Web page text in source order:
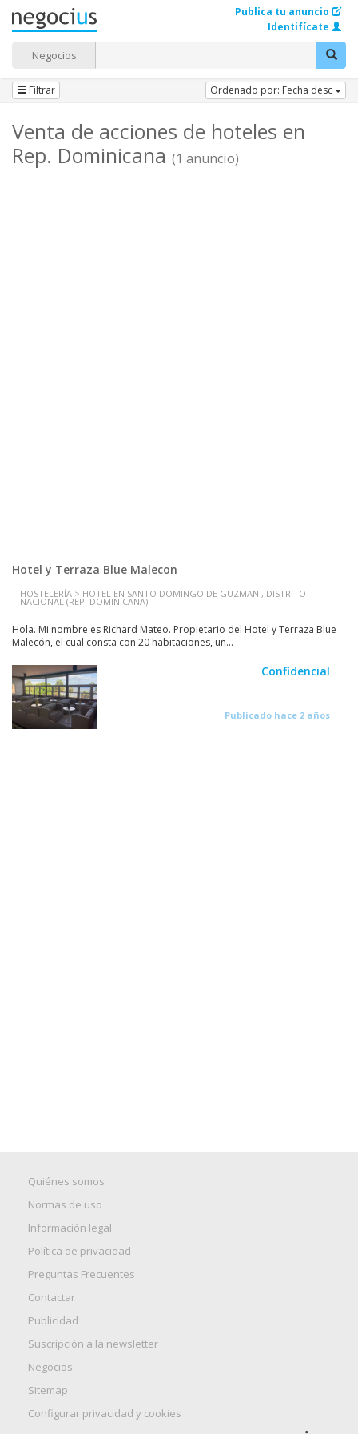
Negocios
Publica tu anuncio
Identifícate
Filtrar Ordenado por: Fecha desc
Venta de acciones de hoteles en
Rep. Dominicana (1 anuncio)
Hotel y Terraza Blue Malecon
HOSTELERÍA > HOTEL EN SANTO DOMINGO DE GUZMAN , DISTRITO
NACIONAL (REP. DOMINICANA)
Hola. Mi nombre es Richard Mateo. Propietario del Hotel y Terraza Blue
Malecón, el cual consta con 20 habitaciones, un...
Confidencial
Publicado hace 2 años
Quiénes somos
Normas de uso
Información legal
Política de privacidad
Preguntas Frecuentes
Contactar
Publicidad
Suscripción a la newsletter
Negocios
Sitemap
Configurar privacidad y cookies